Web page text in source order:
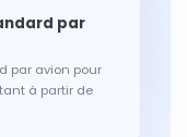
par avion pour
à partir de